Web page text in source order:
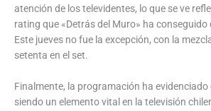
atención de los televidentes, lo que se ve
rating que «Detrás del Muro» ha conseguido
Este jueves no fue la excepción, con la
setenta en el set.
Finalmente, la programación ha evidenciado
siendo un elemento vital en la televisión